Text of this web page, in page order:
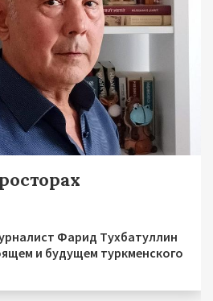
Фарид Тухбатуллин
и будущем туркменского